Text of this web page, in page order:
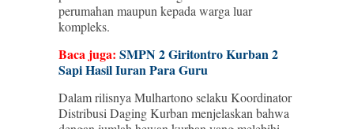
perumahan maupun kepada warga luar
kompleks.
Baca juga: SMPN 2 Giritontro Kurban 2
Sapi Hasil Iuran Para Guru
Dalam rilisnya Mulhartono selaku Koordinator
Distribusi Daging Kurban menjelaskan bahwa